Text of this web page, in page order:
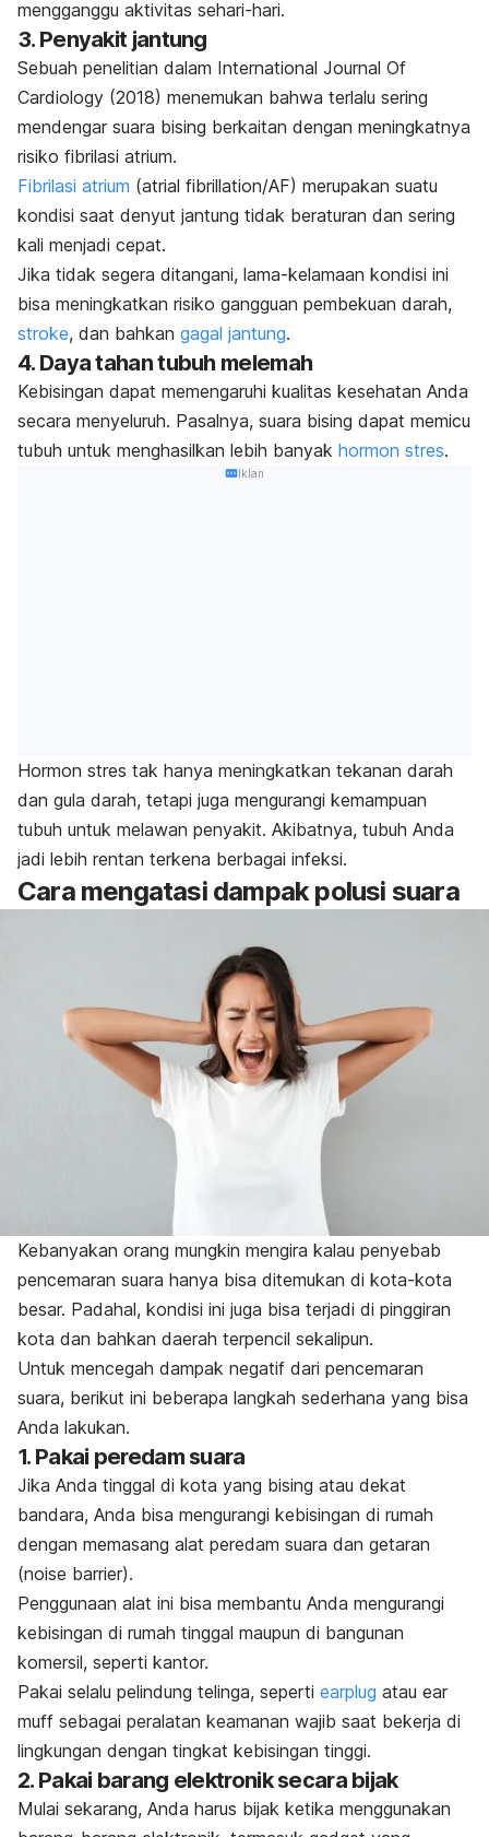
mengganggu aktivitas sehari-hari.
3. Penyakit jantung
Sebuah penelitian dalam International Journal Of
Cardiology (2018) menemukan bahwa terlalu sering
mendengar suara bising berkaitan dengan meningkatnya
risiko fibrilasi atrium.
Fibrilasi atrium (atrial fibrillation/AF) merupakan suatu
kondisi saat denyut jantung tidak beraturan dan sering
kali menjadi cepat.
Jika tidak segera ditangani, lama-kelamaan kondisi ini
bisa meningkatkan risiko gangguan pembekuan darah,
stroke, dan bahkan gagal jantung.
4. Daya tahan tubuh melemah
Kebisingan dapat memengaruhi kualitas kesehatan Anda
secara menyeluruh. Pasalnya, suara bising dapat memicu
tubuh untuk menghasilkan lebih banyak hormon stres.
Iklan
Hormon stres tak hanya meningkatkan tekanan darah
dan gula darah, tetapi juga mengurangi kemampuan
tubuh untuk melawan penyakit. Akibatnya, tubuh Anda
jadi lebih rentan terkena berbagai infeksi.
Cara mengatasi dampak polusi suara
Kebanyakan orang mungkin mengira kalau penyebab
pencemaran suara hanya bisa ditemukan di kota-kota
besar. Padahal, kondisi ini juga bisa terjadi di pinggiran
kota dan bahkan daerah terpencil sekalipun.
Untuk mencegah dampak negatif dari pencemaran
suara, berikut ini beberapa langkah sederhana yang bisa
Anda lakukan.
1. Pakai peredam suara
Jika Anda tinggal di kota yang bising atau dekat
bandara, Anda bisa mengurangi kebisingan di rumah
dengan memasang alat peredam suara dan getaran
(noise barrier).
Penggunaan alat ini bisa membantu Anda mengurangi
kebisingan di rumah tinggal maupun di bangunan
komersil, seperti kantor.
Pakai selalu pelindung telinga, seperti earplug atau ear
muff sebagai peralatan keamanan wajib saat bekerja di
lingkungan dengan tingkat kebisingan tinggi.
2. Pakai barang elektronik secara bijak
Mulai sekarang, Anda harus bijak ketika menggunakan